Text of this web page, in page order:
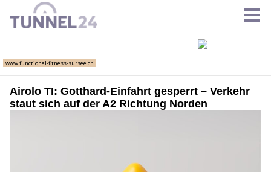
Airolo TI: Gotthard-Einfahrt gesperrt – Verkehr
staut sich auf der A2 Richtung Norden